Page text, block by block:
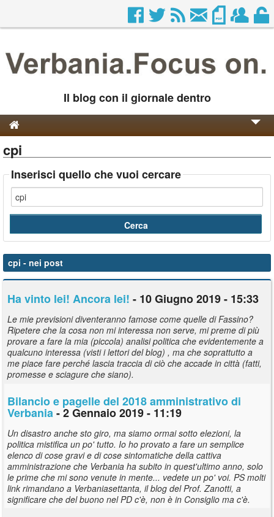
Il blog con il giornale dentro
Genesi e Storia
Contatti
cpi
Inserisci quello che vuoi cercare
cpi - nei post
Ha vinto lei! Ancora lei! - 10 Giugno 2019 - 15:33
Le mie previsioni diventeranno famose come quelle di Fassino?
Ripetere che la cosa non mi interessa non serve, mi preme di più
provare a fare la mia (piccola) analisi politica che evidentemente a
qualcuno interessa (visti i lettori del blog) , ma che soprattutto a
me piace fare perché lascia traccia di ciò che accade in città (fatti,
promesse e sciagure che siano).
Bilancio e pagelle del 2018 amministrativo di
Verbania- 2 Gennaio 2019 - 11:19
Un disastro anche sto giro, ma siamo ormai sotto elezioni, la
politica mistifica un po' tutto. Io ho provato a fare un semplice
elenco di cose gravi e di cose sintomatiche della cattiva
amministrazione che Verbania ha subito in quest'ultimo anno, solo
le prime che mi sono venute in mente... vedete un po' voi. PS molti
link rimandano a Verbaniasettanta, il blog del Prof. Zanotti, a
significare che del buono nel PD c'è, non è in Consiglio ma c'è.